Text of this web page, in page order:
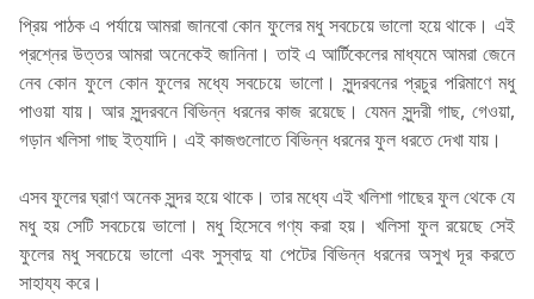
প্রিয় পাঠক এ পর্যায়ে আমরা জানবো কোন ফুলের মধু সবচেয়ে ভালো হয়ে থাকে। এই
প্রশ্নের উত্তর আমরা অনেকেই জানিনা। তাই এ আর্টিকেলের মাধ্যমে আমরা জেনে
নেব কোন ফুলে কোন ফুলের মধ্যে সবচেয়ে ভালো। সুন্দরবনের প্রচুর পরিমাণে মধু
পাওয়া যায়। আর সুন্দরবনে বিভিন্ন ধরনের কাজ রয়েছে। যেমন সুন্দরী গাছ, গেওয়া,
গড়ান খলিসা গাছ ইত্যাদি। এই কাজগুলোতে বিভিন্ন ধরনের ফুল ধরতে দেখা যায়।
এসব ফুলের ঘ্রাণ অনেক সুন্দর হয়ে থাকে। তার মধ্যে এই খলিশা গাছের ফুল থেকে যে
মধু হয় সেটি সবচেয়ে ভালো। মধু হিসেবে গণ্য করা হয়। খলিসা ফুল রয়েছে সেই
ফুলের মধু সবচেয়ে ভালো এবং সুস্বাদু যা পেটের বিভিন্ন ধরনের অসুখ দূর করতে
সাহায্য করে।